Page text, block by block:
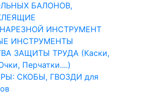
БАЛОНОВ,
ИНСТРУМЕНТ
ИНСТРУМЕНТЫ
ЗАЩИТЫ ТРУДА (Каски,
Перчатки....)
СКОБЫ, ГВОЗДИ для